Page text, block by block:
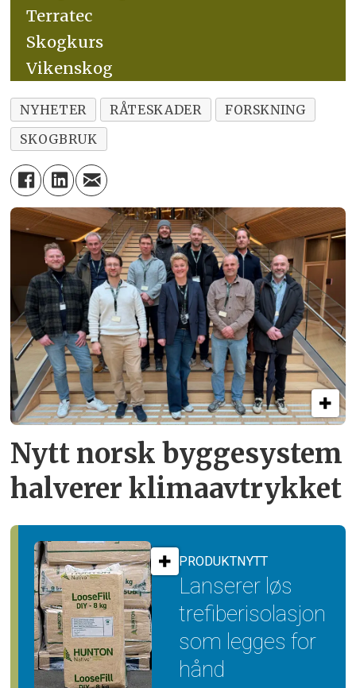
Terratec
Skogkurs
Vikenskog
NYHETER RÅTESKADER
FORSKNING
SKOGBRUK
Nytt norsk byggesystem
halverer klimaavtrykket
PRODUKTNYTT
Lanserer løs
trefiber­isolasjon
som legges for
hånd